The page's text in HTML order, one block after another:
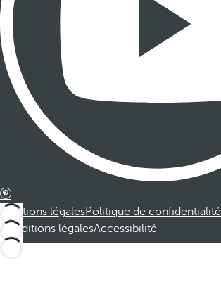
Mentions légalesPolitique de confidentialité
Conditions légalesAccessibilité